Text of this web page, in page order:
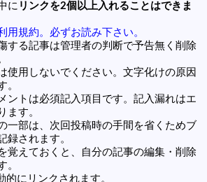
に リンクを2個以上入れることはできま
用規約。必ずお読み下さい。
する記事は管理者の判断で予告無く削除
使用しないでください。文字化けの原因
。
ントは必須記入項目です。記入漏れはエ
ます。
一部は、次回投稿時の手間を省くためブ
録されます。
覚えておくと、自分の記事の編集・削除
。
的にリンクされます。